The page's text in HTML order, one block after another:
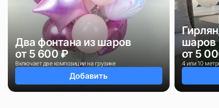
Два фонтана из шаров
от 5 600 ₽
Включает две композиции на грузике
Добавить
шаров
от 5
4 или 10